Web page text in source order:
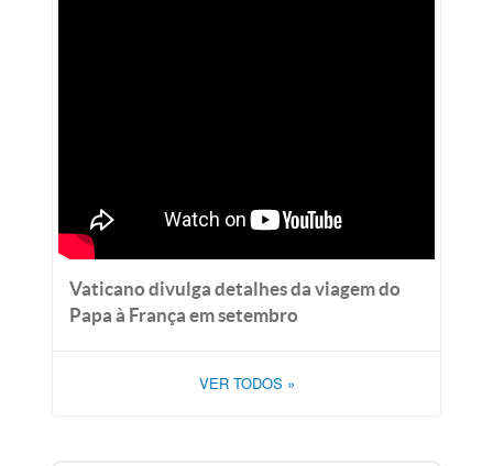
Vaticano divulga detalhes da viagem do
Papa à França em setembro
VER TODOS »